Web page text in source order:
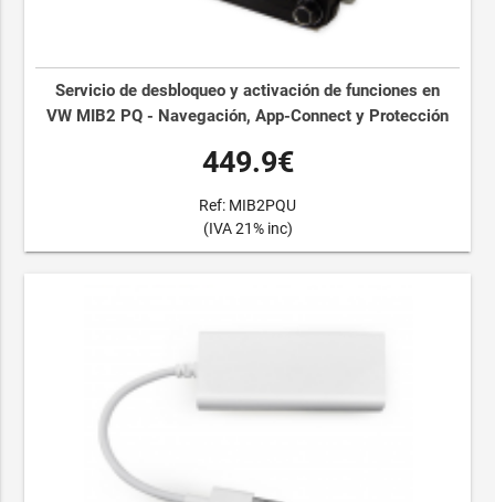
Servicio de desbloqueo y activación de funciones en
VW MIB2 PQ - Navegación, App-Connect y Protección
449.9€
Ref: MIB2PQU
(IVA 21% inc)